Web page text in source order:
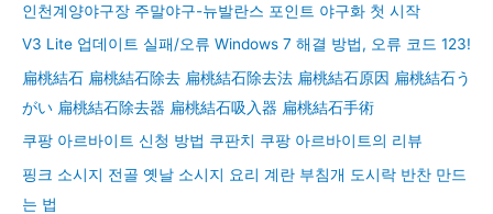
인천계양야구장 주말야구-뉴발란스 포인트 야구화 첫 시작
V3 Lite 업데이트 실패/오류 Windows 7 해결 방법, 오류 코드 123!
扁桃結石 扁桃結石除去 扁桃結石除去法 扁桃結石原因 扁桃結石う
がい 扁桃結石除去器 扁桃結石吸入器 扁桃結石手術
쿠팡 아르바이트 신청 방법 쿠판치 쿠팡 아르바이트의 리뷰
핑크 소시지 전골 옛날 소시지 요리 계란 부침개 도시락 반찬 만드
는 법